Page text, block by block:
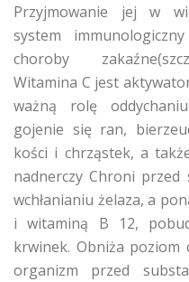
Przyjmowanie jej w
system
choroby
Witamina C jest
ważną rolę
gojenie się ran,
kości i chrząstek, a
nadnerczy Chroni
wchłanianiu żelaza, a
i witaminą B 12,
krwinek. Obniża
organizm przed